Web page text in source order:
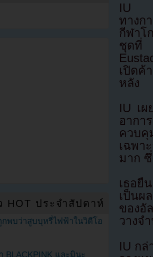
IU
ทางก
กีฬาโ
ชุดที่
เปิดค้
หลัง
IU เ
อากา
ควบคุ
เฉพา
มาก
เธอยื
เป็นผ
ของอั
วางจ
IU กล่
HOT ประจำสัปดาห์
กพบว่าสูบบุหรี่ไฟฟ้าในวิดีโอ
BLACKPINK และมินะ